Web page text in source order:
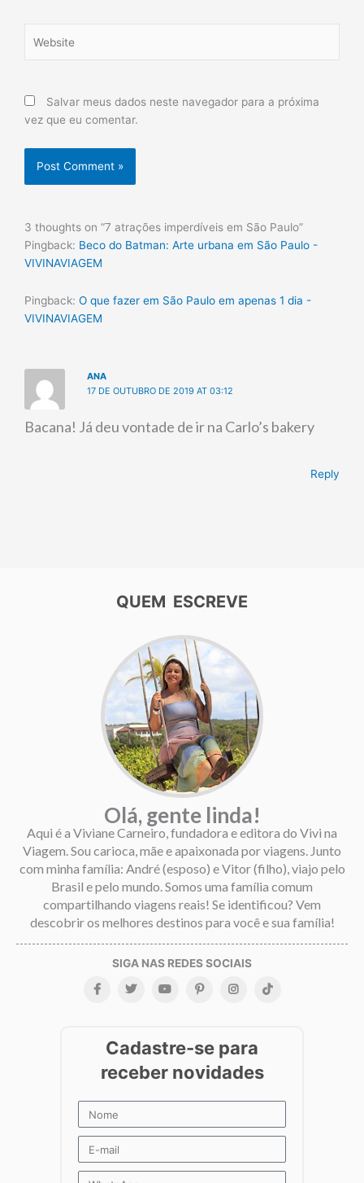
Salvar meus dados neste navegador para a próxima
vez que eu comentar.
3 thoughts on “7 atrações imperdíveis em São Paulo”
Pingback: Beco do Batman: Arte urbana em São Paulo -
VIVINAVIAGEM
Pingback: O que fazer em São Paulo em apenas 1 dia -
VIVINAVIAGEM
ANA
17 DE OUTUBRO DE 2019 AT 03:12
Bacana! Já deu vontade de ir na Carlo’s bakery
Reply
QUEM ESCREVE
Olá, gente linda!
Aqui é a Viviane Carneiro, fundadora e editora do Vivi na
Viagem. Sou carioca, mãe e apaixonada por viagens. Junto
com minha família: André (esposo) e Vitor (filho), viajo pelo
Brasil e pelo mundo. Somos uma família comum
compartilhando viagens reais! Se identificou? Vem
descobrir os melhores destinos para você e sua família!